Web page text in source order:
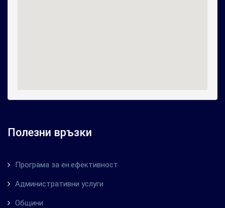
Полезни връзки
Програма за ен.ефективност
Административни услуги
Общини